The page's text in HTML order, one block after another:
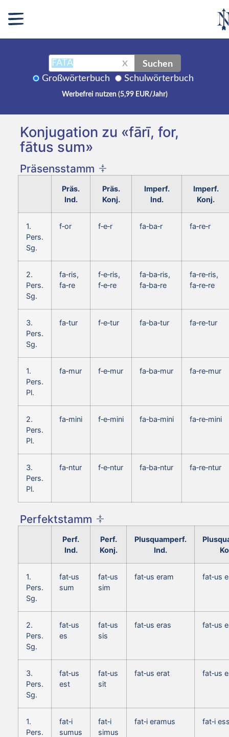
X Suchen
Großwörterbuch Schulwörterbuch
Werbefrei nutzen (5,99 EUR/Jahr)
Konjugation zu «fārī, for,
fātus sum»
Präsensstamm
Präs.
Ind.
Präs.
Konj.
Imperf.
Ind.
Imperf.
Konj.
1.
Pers.
Sg.
f‑or f‑e‑r fa‑ba‑r fa‑re‑r
2.
Pers.
Sg.
fa‑ris,
fa‑re
f‑e‑ris,
f‑e‑re
fa‑ba‑ris,
fa‑ba‑re
fa‑re‑ris,
fa‑re‑re
3.
Pers.
Sg.
fa‑tur f‑e‑tur fa‑ba‑tur fa‑re‑tur
1.
Pers.
Pl.
fa‑mur f‑e‑mur fa‑ba‑mur fa‑re‑mur
2.
Pers.
Pl.
fa‑mini f‑e‑mini fa‑ba‑mini fa‑re‑mini
3.
Pers.
Pl.
fa‑ntur f‑e‑ntur fa‑ba‑ntur fa‑re‑ntur
Perfektstamm
Perf.
Ind.
Perf.
Konj.
Plusquamperf.
Ind.
1.
Pers.
Sg.
fat‑us
sum
fat‑us
sim
fat‑us eram fat‑us
2.
Pers.
Sg.
fat‑us
es
fat‑us
sis
fat‑us eras fat‑us
3.
Pers.
Sg.
fat‑us
est
fat‑us
sit
fat‑us erat fat‑us
1.
Pers.
fat‑i
sumus
fat‑i
simus
fat‑i eramus fat‑i